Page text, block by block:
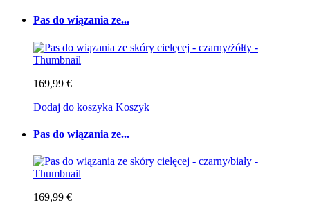
Pas do wiązania ze...
169,99 €
Dodaj do koszyka Koszyk
Pas do wiązania ze...
169,99 €